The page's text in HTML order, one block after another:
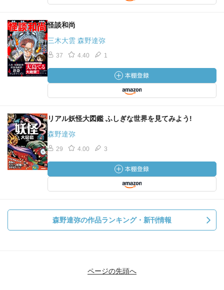
怪談和尚
三木大雲 森野達弥
37 4.40 1
リアル妖怪大図鑑 ふしぎな世界を見てみよう!
森野達弥
29 4.00 3
森野達弥の作品ランキング・新刊情報
ページの先頭へ